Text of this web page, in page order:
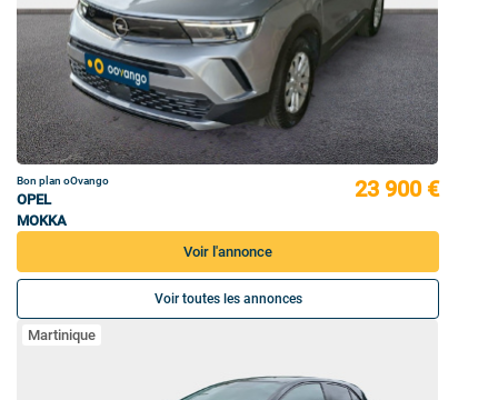
Bon plan oOvango
OPEL
MOKKA
23 900 €
Voir l'annonce
Voir toutes les annonces
Martinique